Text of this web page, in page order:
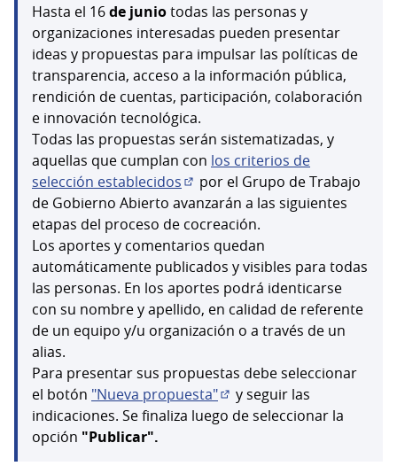
Hasta el 16de juniotodas las personas y
organizaciones interesadas pueden presentar
ideas y propuestas para impulsar las políticas de
transparencia, acceso a la información pública,
rendición de cuentas, participación, colaboración
e innovación tecnológica.
Todas las propuestas serán sistematizadas, y
aquellas que cumplan con los criterios de
selección establecidos
(Enlace externo)
por el Grupo de Trabajo
de Gobierno Abierto avanzarán a las siguientes
etapas del proceso de cocreación.
Los aportes y comentarios quedan
automáticamente publicados y visibles para todas
las personas. En los aportes podrá identicarse
con su nombre y apellido, en calidad de referente
de un equipo y/u organización o a través de un
alias.
Para presentar sus propuestas debe seleccionar
el botón "Nueva propuesta"
(Abrir en una pestaña
y seguir las
indicaciones. Se finaliza luego de seleccionar la
opción "Publicar".